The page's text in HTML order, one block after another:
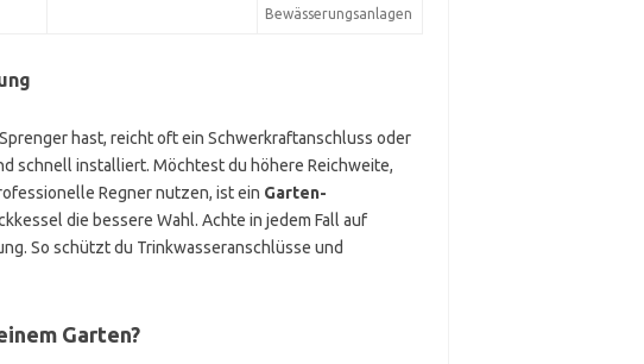
Bewässerungsanlagen
hast, reicht oft ein Schwerkraftanschluss oder
schnell installiert. Möchtest du höhere Reichweite,
Regner nutzen, ist ein Garten-
die bessere Wahl. Achte in jedem Fall auf
So schützt du Trinkwasseranschlüsse und
Garten?